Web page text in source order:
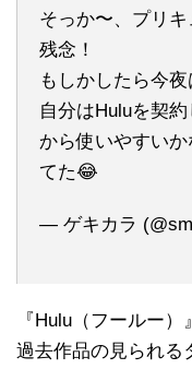
そっか〜、プリキ
残念！
もしかしたら今
自分はHuluを契
から使いやすい
てた😂
— ゲキカラ
『Hulu（フールー
過去作品の見られる